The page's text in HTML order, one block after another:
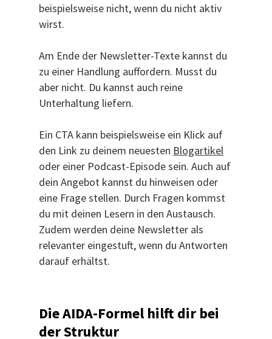
beispielsweise nicht, wenn du nicht aktiv
wirst.
Am Ende der Newsletter-Texte kannst du
zu einer Handlung auffordern. Musst du
aber nicht. Du kannst auch reine
Unterhaltung liefern.
Ein CTA kann beispielsweise ein Klick auf
den Link zu deinem neuesten Blogartikel
oder einer Podcast-Episode sein. Auch auf
dein Angebot kannst du hinweisen oder
eine Frage stellen. Durch Fragen kommst
du mit deinen Lesern in den Austausch.
Zudem werden deine Newsletter als
relevanter eingestuft, wenn du Antworten
darauf erhältst.
Die AIDA-Formel hilft dir bei
der Struktur